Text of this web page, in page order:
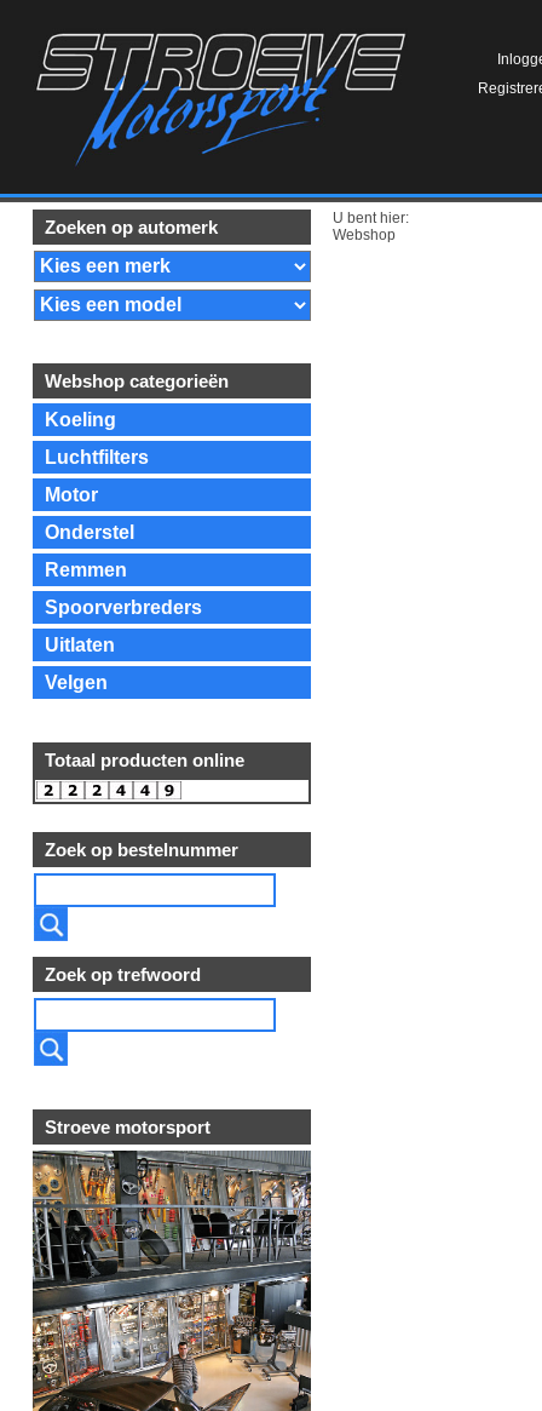
Zoeken op automerk
Webshop categorieën
Koeling
Luchtfilters
Motor
Onderstel
Remmen
Spoorverbreders
Uitlaten
Velgen
Totaal producten online
Zoek op bestelnummer
Zoek op trefwoord
Stroeve motorsport
U bent hier:
Webshop